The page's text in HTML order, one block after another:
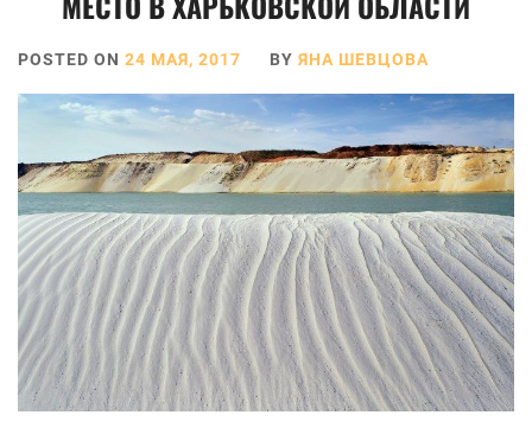
POSTED ON 24 МАЯ, 2017 BY ЯНА ШЕВЦОВА